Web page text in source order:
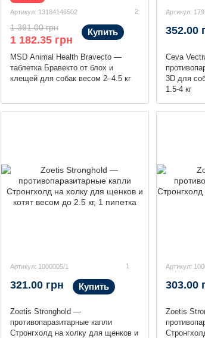
Артикул: 13184146502 2
MSD Animal Health Bravecto —
таблетка Бравекто от блох и
клещей для собак весом 2–4.5 кг
1 391.00 грн
1 182.35 грн
Купить
Артикул:
Ceva
3D для
1.5-4 кг
352.00
Артикул: 1000005/1 1
Zoetis Stronghold —
противопаразитарные капли
Стронгхолд на холку для щенков и
321.00 грн Купить
Артикул:
Zoetis
303.00